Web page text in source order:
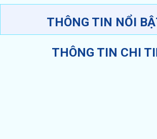
THÔNG TIN NỔI
THÔNG TIN CHI